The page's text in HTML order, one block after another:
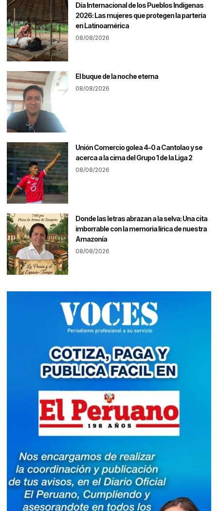
Día Internacional de los Pueblos Indígenas
2026: Las mujeres que protegen la partería
en Latinoamérica
08/08/2026
El buque de la noche eterna
08/08/2026
Unión Comercio golea 4-0 a Cantolao y se
acerca a la cima del Grupo 1 de la Liga 2
08/08/2026
Donde las letras abrazan a la selva: Una cita
imborrable con la memoria lírica de nuestra
Amazonía
08/08/2026